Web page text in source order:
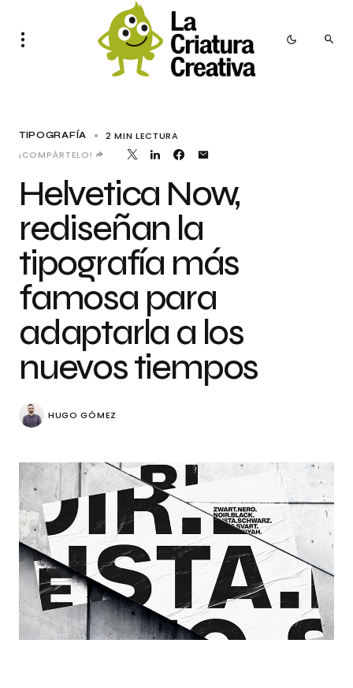
TIPOGRAFÍA
2 MIN LECTURA
¡COMPÁRTELO!
Helvetica Now,
rediseñan la
tipografía más
famosa para
adaptarla a los
nuevos tiempos
HUGO GÓMEZ